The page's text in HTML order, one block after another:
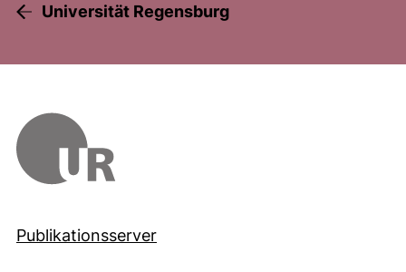
Universität Regensburg
Publikationsserver